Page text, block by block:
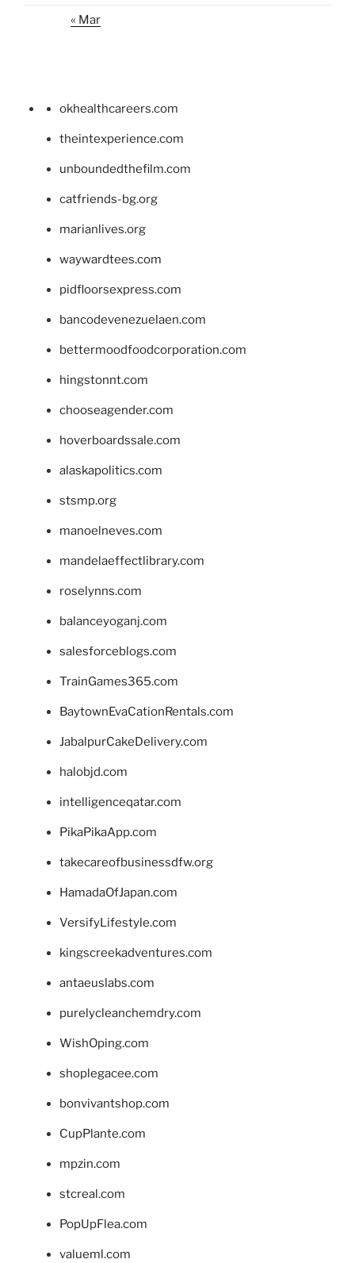
« Mar
okhealthcareers.com
theintexperience.com
unboundedthefilm.com
catfriends-bg.org
marianlives.org
waywardtees.com
pidfloorsexpress.com
bancodevenezuelaen.com
bettermoodfoodcorporation.com
hingstonnt.com
chooseagender.com
hoverboardssale.com
alaskapolitics.com
stsmp.org
manoelneves.com
mandelaeffectlibrary.com
roselynns.com
balanceyoganj.com
salesforceblogs.com
TrainGames365.com
BaytownEvaCationRentals.com
JabalpurCakeDelivery.com
halobjd.com
intelligenceqatar.com
PikaPikaApp.com
takecareofbusinessdfw.org
HamadaOfJapan.com
VersifyLifestyle.com
kingscreekadventures.com
antaeuslabs.com
purelycleanchemdry.com
WishOping.com
shoplegacee.com
bonvivantshop.com
CupPlante.com
mpzin.com
stcreal.com
PopUpFlea.com
valueml.com